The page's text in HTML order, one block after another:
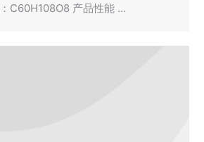
C60H108O8 产品性能 …